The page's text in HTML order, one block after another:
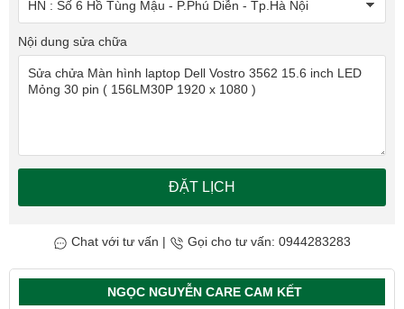
Nội dung sửa chữa
ĐẶT LỊCH
Chat với tư vấn | Gọi cho tư vấn: 0944283283
NGỌC NGUYỄN CARE CAM KẾT